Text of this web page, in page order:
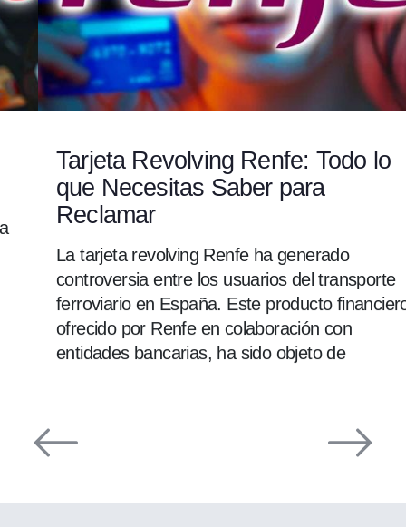
Tarjeta Revolving Renfe: Todo lo
que Necesitas Saber para
Reclamar
La tarjeta revolving Renfe ha generado
controversia entre los usuarios del transporte
ferroviario en España. Este producto financiero,
ofrecido por Renfe en colaboración con
entidades bancarias, ha sido objeto de